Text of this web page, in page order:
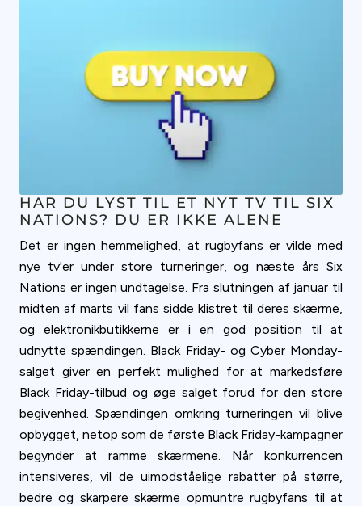
HAR DU LYST TIL ET NYT TV TIL SIX
NATIONS? DU ER IKKE ALENE
Det er ingen hemmelighed, at rugbyfans er vilde med
nye tv'er under store turneringer, og næste års Six
Nations er ingen undtagelse. Fra slutningen af januar til
midten af marts vil fans sidde klistret til deres skærme,
og elektronikbutikkerne er i en god position til at
udnytte spændingen. Black Friday- og Cyber Monday-
salget giver en perfekt mulighed for at markedsføre
Black Friday-tilbud og øge salget forud for den store
begivenhed. Spændingen omkring turneringen vil blive
opbygget, netop som de første Black Friday-kampagner
begynder at ramme skærmene. Når konkurrencen
intensiveres, vil de uimodståelige rabatter på større,
bedre og skarpere skærme opmuntre rugbyfans til at